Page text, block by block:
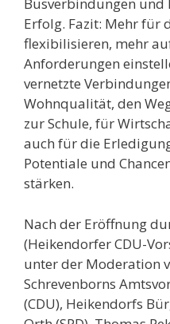
Busverbindungen und
Erfolg. Fazit: Mehr für
flexibilisieren, mehr
Anforderungen
vernetzte
Wohnqualität, den
zur Schule, für
auch für die
Potentiale und
stärken.
Nach der Eröffnung
(Heikendorfer CDU-
unter der Moderation
Schrevenborns
(CDU), Heikendorfs